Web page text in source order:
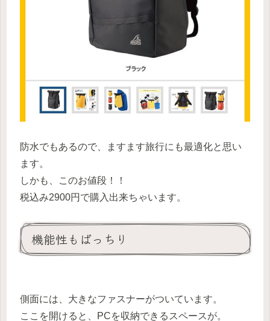
防水でもあるので、ますます旅行にも最適化と思い
ます。
しかも、このお値段！！
税込み2900円で購入出来ちゃいます。
機能性もばっちり
側面には、大きなファスナーがついています。
ここを開けると、PCを収納できるスペースが。